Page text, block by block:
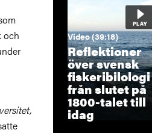
och
Video (39:18)
Reflektioner
över svensk
fiskeribilologi
från slutet på
1800-talet till
idag